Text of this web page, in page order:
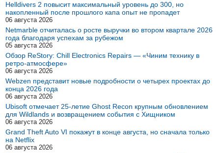
Helldivers 2 повысит максимальный уровень до 300, но
накопленный после прошлого капа опыт не пропадет
06 августа 2026
Netmarble отчиталась о росте выручки во втором квартале 2026
года благодаря успехам за рубежом
05 августа 2026
Обзор ReStory: Chill Electronics Repairs — «Чиним технику в
ретро-атмосфере»
06 августа 2026
Webzen представит новые подробности о четырех проектах до
конца 2026 года
06 августа 2026
Ubisoft отмечает 25-летие Ghost Recon крупным обновлением
для Wildlands и возвращением события с Хищником
06 августа 2026
Grand Theft Auto VI покажут в конце августа, но сначала только
на Netflix
06 августа 2026